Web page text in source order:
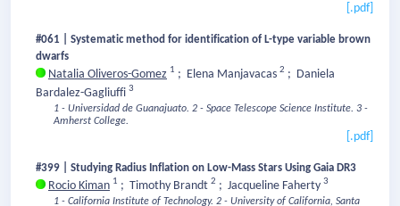
[.pdf]
#061 | Systematic method for identification of L-type variable brown
dwarfs
Natalia Oliveros-Gomez 1 ; Elena Manjavacas 2 ; Daniela
Bardalez-Gagliuffi 3
1 - Universidad de Guanajuato. 2 - Space Telescope Science Institute. 3 -
Amherst College.
[.pdf]
#399 | Studying Radius Inflation on Low-Mass Stars Using Gaia DR3
Rocio Kiman 1 ; Timothy Brandt 2 ; Jacqueline Faherty 3
1 - California Institute of Technology. 2 - University of California, Santa